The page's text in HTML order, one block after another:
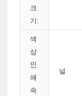
크
기:
색
상
인
쇄
속
널